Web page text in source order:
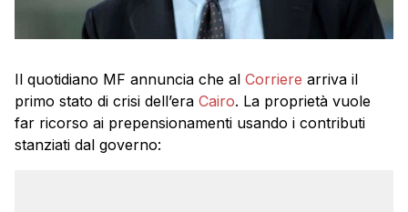
Il quotidiano MF annuncia che al Corriere arriva il
primo stato di crisi dell’era Cairo. La proprietà vuole
far ricorso ai prepensionamenti usando i contributi
stanziati dal governo: